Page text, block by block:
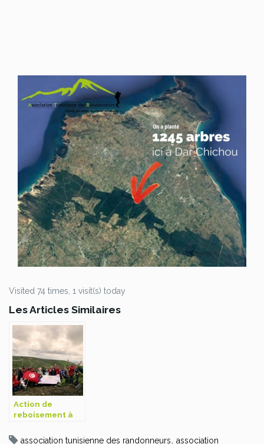
Visited 74 times, 1 visit(s) today
Les Articles Similaires
Action de
reboisement à
association tunisienne des randonneurs, association